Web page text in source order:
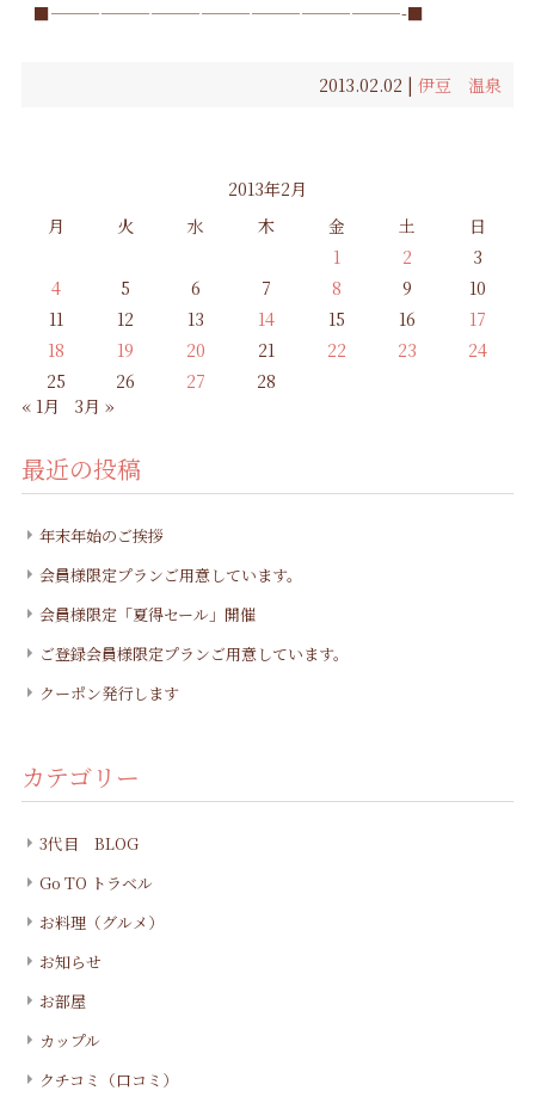
■—————————————————————-■
2013.02.02 |伊豆 温泉
2013年2月
月
火 水 木 金 土
日
1
2
3
4
5 6 7 8 9
10
11
12 13 14 15 16
17
18
19 20 21 22 23
24
25
26 27
28
« 1月
3月 »
最近の投稿
年末年始のご挨拶
会員様限定プランご用意しています。
会員様限定「夏得セール」開催
ご登録会員様限定プランご用意しています。
クーポン発行します
カテゴリー
3代目 BLOG
Go TO トラベル
お料理（グルメ）
お知らせ
お部屋
カップル
クチコミ（口コミ）